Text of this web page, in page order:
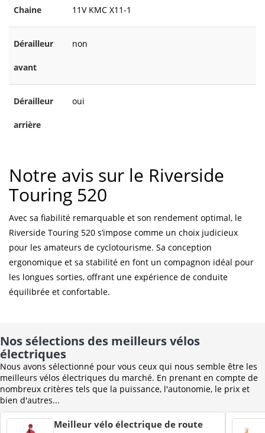
Chaine 11V KMC X11-1
Dérailleur
avant
non
Dérailleur
arrière
oui
Notre avis sur le Riverside
Touring 520
Avec sa fiabilité remarquable et son rendement optimal, le
Riverside Touring 520 s’impose comme un choix judicieux
pour les amateurs de cyclotourisme. Sa conception
ergonomique et sa stabilité en font un compagnon idéal pour
les longues sorties, offrant une expérience de conduite
équilibrée et confortable.
Nos sélections des meilleurs vélos
électriques
Nous avons sélectionné pour vous ceux qui nous semble être les
meilleurs vélos électriques du marché. En prenant en compte de
nombreux critères tels que la puissance, l'autonomie, le prix et
bien d'autres...
Meilleur vélo électrique de route